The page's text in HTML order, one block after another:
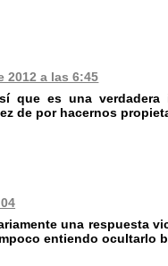
2012 a las 6:45
que es una
de por hacernos
una respuesta
entiendo ocultarlo